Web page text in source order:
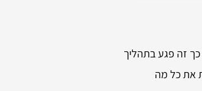
כך זה פגע בתהליך
את כל מה